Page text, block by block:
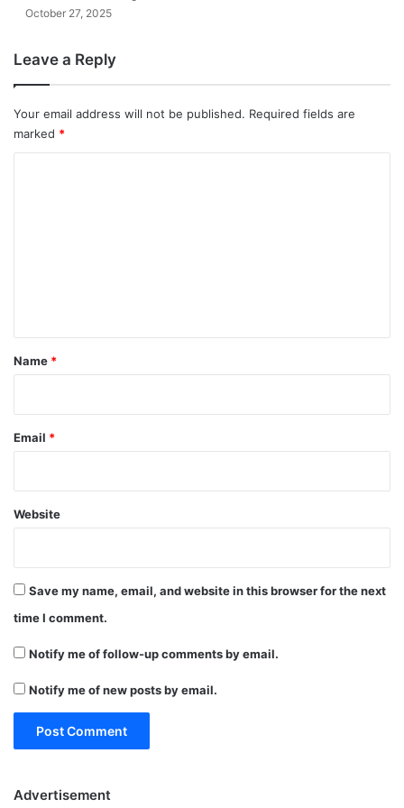
October 27, 2025
Leave a Reply
Your email address will not be published. Required fields are
marked *
*
Name *
Email *
Website
Save my name, email, and website in this browser for the next
time I comment.
Notify me of follow-up comments by email.
Notify me of new posts by email.
Advertisement